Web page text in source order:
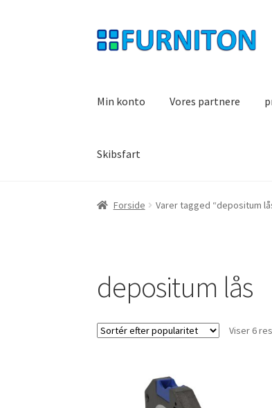
Spring
til
Spring
til
Min konto Vores partnere
Skibsfart
Forside Varer tagged “depositum
depositum lås
Viser 6